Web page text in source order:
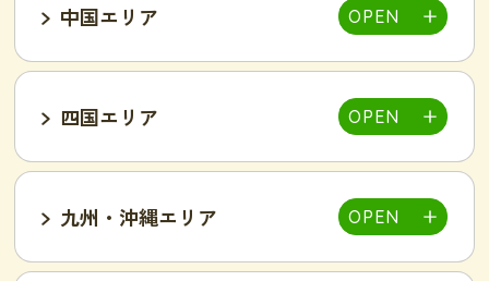
池袋西口店
吉祥寺駅前店
小岩駅前店 渋谷店 新橋店
小山店
湘南藤沢店 新横浜菊名店
富山インター店
甲府中央店
岐阜可児店
明石駅前店
豊岡店
東加古川店
姫路店
和歌山店
中国エリア
岡山駅前店 岡山東店
四国エリア
九州・沖縄エリア